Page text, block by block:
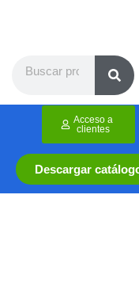
Descargar
Acceso a
clientes